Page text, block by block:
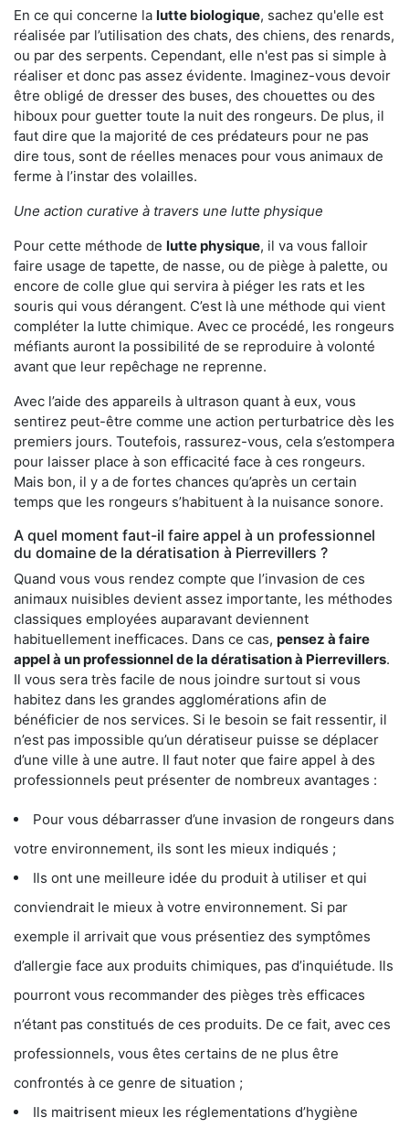
En ce qui concerne la lutte biologique, sachez qu'elle est
réalisée par l’utilisation des chats, des chiens, des renards,
ou par des serpents. Cependant, elle n'est pas si simple à
réaliser et donc pas assez évidente. Imaginez-vous devoir
être obligé de dresser des buses, des chouettes ou des
hiboux pour guetter toute la nuit des rongeurs. De plus, il
faut dire que la majorité de ces prédateurs pour ne pas
dire tous, sont de réelles menaces pour vous animaux de
ferme à l’instar des volailles.
Une action curative à travers une lutte physique
Pour cette méthode de lutte physique, il va vous falloir
faire usage de tapette, de nasse, ou de piège à palette, ou
encore de colle glue qui servira à piéger les rats et les
souris qui vous dérangent. C’est là une méthode qui vient
compléter la lutte chimique. Avec ce procédé, les rongeurs
méfiants auront la possibilité de se reproduire à volonté
avant que leur repêchage ne reprenne.
Avec l’aide des appareils à ultrason quant à eux, vous
sentirez peut-être comme une action perturbatrice dès les
premiers jours. Toutefois, rassurez-vous, cela s’estompera
pour laisser place à son efficacité face à ces rongeurs.
Mais bon, il y a de fortes chances qu’après un certain
temps que les rongeurs s’habituent à la nuisance sonore.
A quel moment faut-il faire appel à un professionnel
du domaine de la dératisation à Pierrevillers ?
Quand vous vous rendez compte que l’invasion de ces
animaux nuisibles devient assez importante, les méthodes
classiques employées auparavant deviennent
habituellement inefficaces. Dans ce cas, pensez à faire
appel à un professionnel de la dératisation à Pierrevillers.
Il vous sera très facile de nous joindre surtout si vous
habitez dans les grandes agglomérations afin de
bénéficier de nos services. Si le besoin se fait ressentir, il
n’est pas impossible qu’un dératiseur puisse se déplacer
d’une ville à une autre. Il faut noter que faire appel à des
professionnels peut présenter de nombreux avantages :
Pour vous débarrasser d’une invasion de rongeurs dans
votre environnement, ils sont les mieux indiqués ;
Ils ont une meilleure idée du produit à utiliser et qui
conviendrait le mieux à votre environnement. Si par
exemple il arrivait que vous présentiez des symptômes
d’allergie face aux produits chimiques, pas d’inquiétude. Ils
pourront vous recommander des pièges très efficaces
n’étant pas constitués de ces produits. De ce fait, avec ces
professionnels, vous êtes certains de ne plus être
confrontés à ce genre de situation ;
Ils maitrisent mieux les réglementations d’hygiène